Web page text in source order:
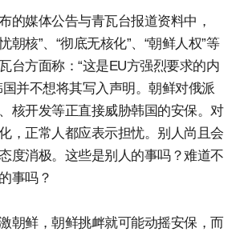
的媒体公告与青瓦台报道资料中，
朝核”、“彻底无核化”、“朝鲜人权”等
台方面称：“这是EU方强烈要求的内
并不想将其写入声明。朝鲜对俄派
核开发等正直接威胁韩国的安保。对
，正常人都应表示担忧。别人尚且会
度消极。这些是别人的事吗？难道不
事吗？
朝鲜，朝鲜挑衅就可能动摇安保，而